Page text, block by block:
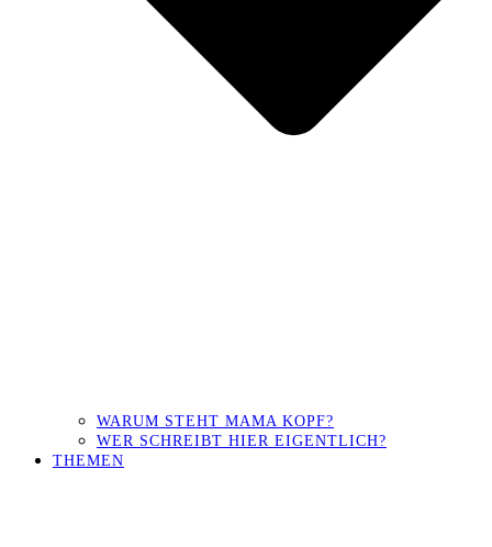
WARUM STEHT MAMA KOPF?
WER SCHREIBT HIER EIGENTLICH?
THEMEN